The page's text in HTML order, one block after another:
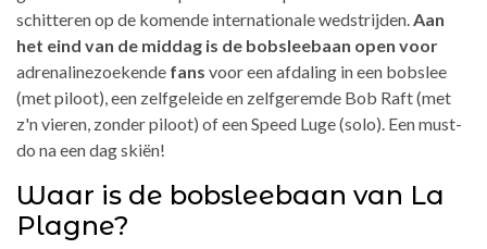
schitteren op de komende internationale wedstrijden. Aan
het eind van de middag is de bobsleebaan open voor
adrenalinezoekende fans voor een afdaling in een bobslee
(met piloot), een zelfgeleide en zelfgeremde Bob Raft (met
z'n vieren, zonder piloot) of een Speed Luge (solo). Een must-
do na een dag skiën!
Waar is de bobsleebaan van La
Plagne?